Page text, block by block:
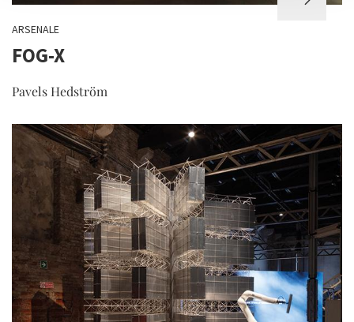
ARSENALE
FOG-X
Pavels Hedström